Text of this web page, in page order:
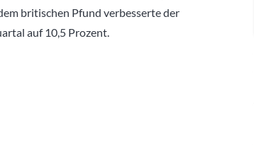
britischen Pfund verbesserte der
auf 10,5 Prozent.